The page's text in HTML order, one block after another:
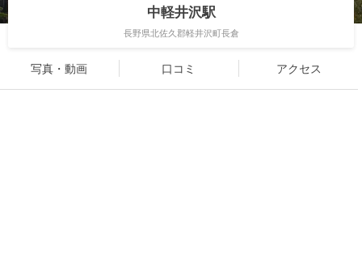
中軽井沢駅
長野県北佐久郡軽井沢町長倉
写真・動画 口コミ アクセス